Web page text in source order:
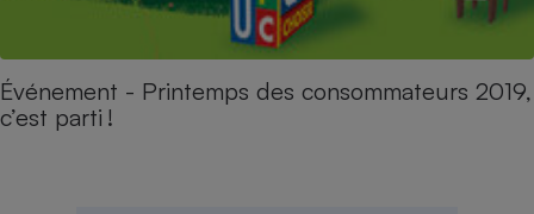
Événement - Printemps des consommateurs 2019,
c’est parti !